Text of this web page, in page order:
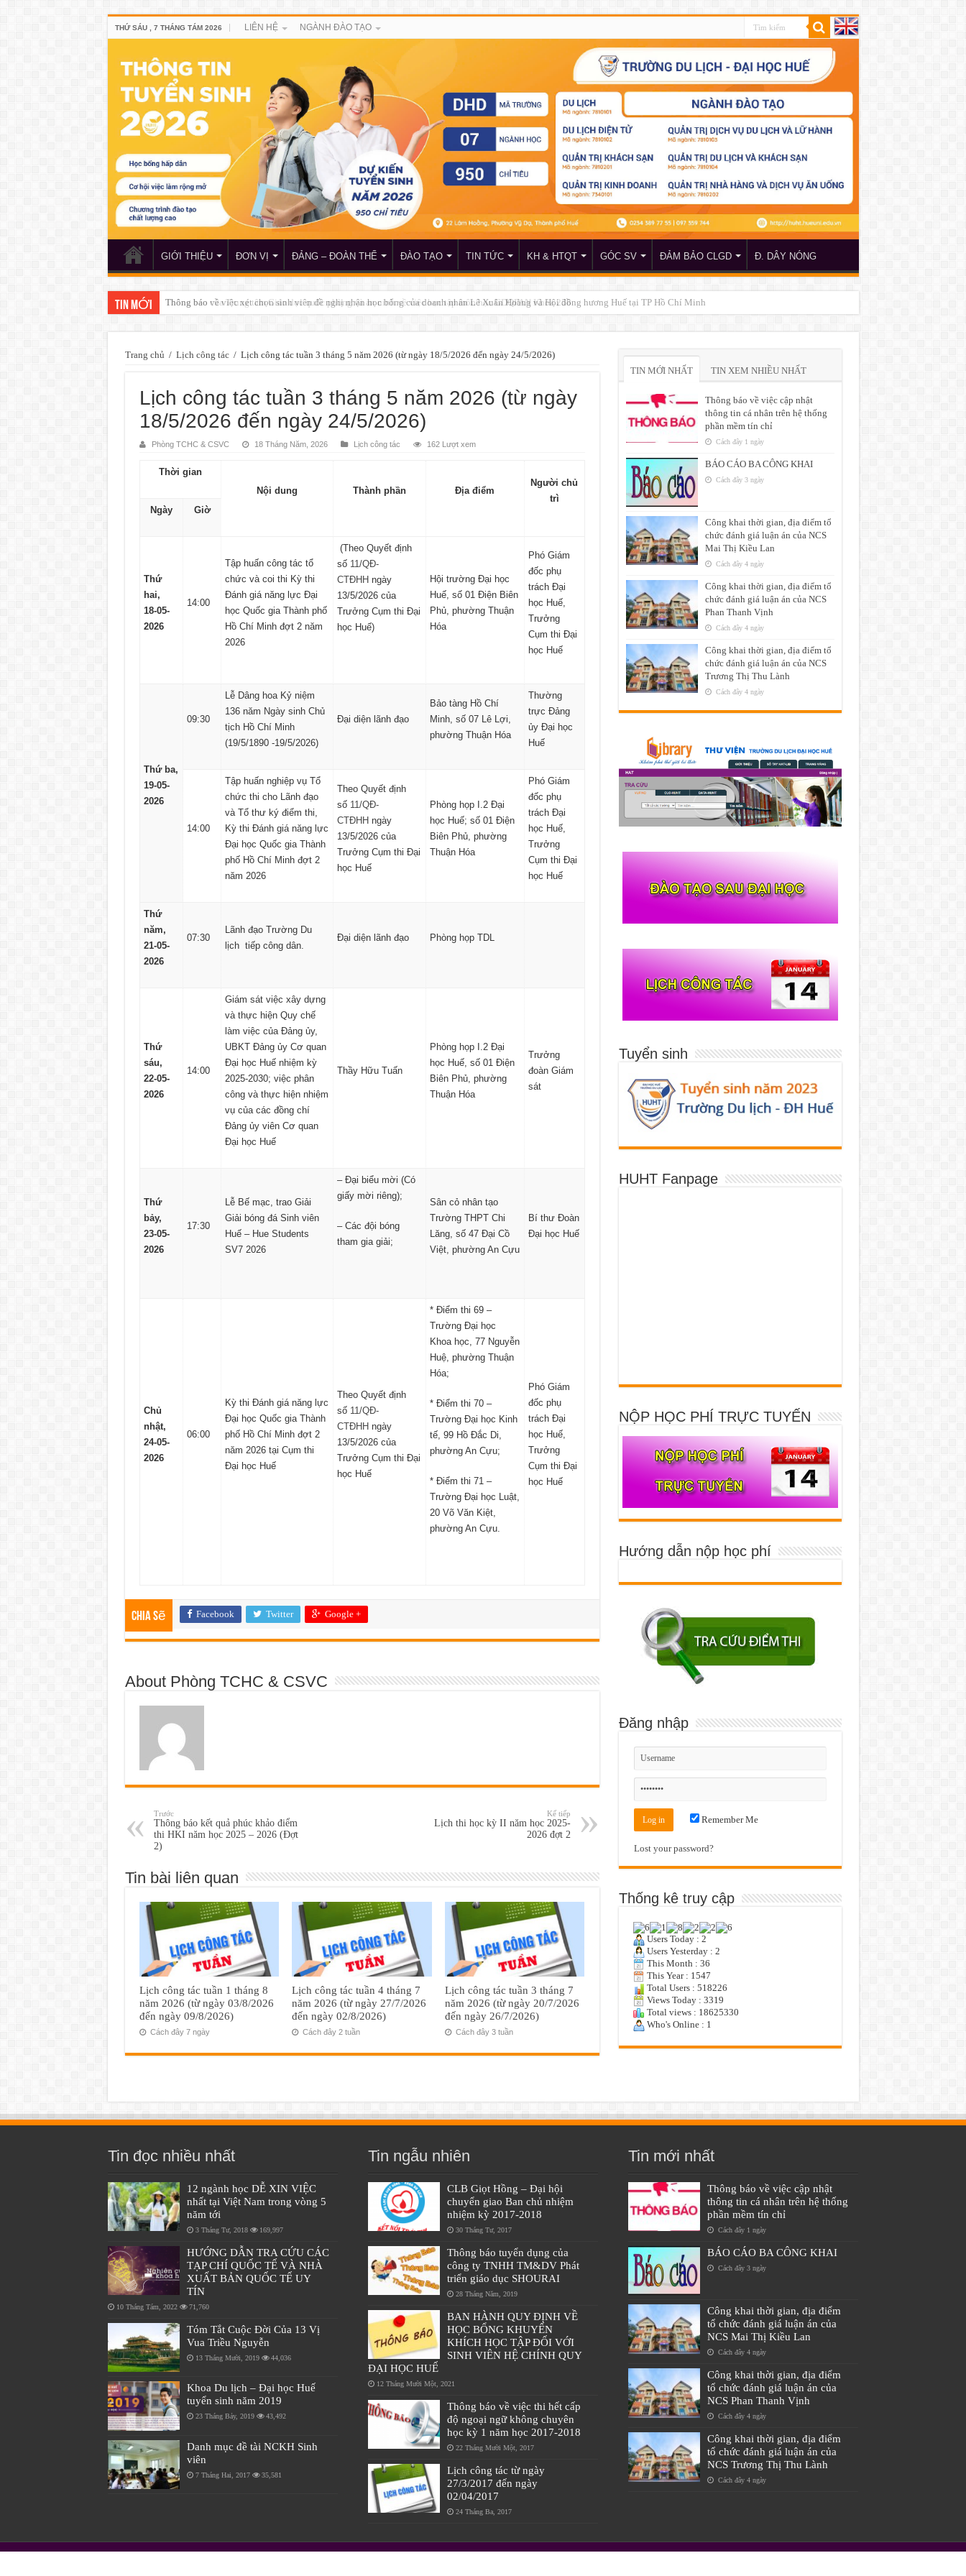
THỨ SÁU , 7 THÁNG TÁM 2026 LIÊN HỆ NGÀNH ĐÀO TẠO
GIỚI THIỆU ĐƠN VỊ ĐẢNG – ĐOÀN THỂ ĐÀO TẠO TIN TỨC KH & HTQT GÓC SV ĐẢM BẢO CLGD Đ. DÂY NÓNG
TIN MỚI Thông báo của Trung tâm Giáo dục quốc phòng và an ninh về việc học tập môn học GDQPAN Khóa 258
Trang chủ / Lịch công tác / Lịch công tác tuần 3 tháng 5 năm 2026 (từ ngày 18/5/2026 đến ngày 24/5/2026)
Lịch công tác tuần 3 tháng 5 năm 2026 (từ ngày
18/5/2026 đến ngày 24/5/2026)
Phòng TCHC & CSVC 18 Tháng Năm, 2026 Lịch công tác 162 Lượt xem
Thời gian
Nội dung
Thành phần Địa điểm
Người chủ
trì
Ngày
Giờ
Thứ
hai,
18-05-
2026
14:00
Tập huấn công tác tổ
chức và coi thi Kỳ thi
Đánh giá năng lực Đại
học Quốc gia Thành phố
Hồ Chí Minh đợt 2 năm
2026
(Theo Quyết định
số 11/QĐ-
CTĐHH ngày
13/5/2026 của
Trưởng Cụm thi Đại
học Huế)
Hội trường Đại học
Huế, số 01 Điện Biên
Phủ, phường Thuận
Hóa
Phó Giám
đốc phụ
trách Đại
học Huế,
Trưởng
Cụm thi Đại
học Huế
Thứ ba,
19-05-
2026
09:30
Lễ Dâng hoa Kỷ niệm
136 năm Ngày sinh Chủ
tịch Hồ Chí Minh
(19/5/1890 -19/5/2026)
Đại diện lãnh đạo
Bảo tàng Hồ Chí
Minh, số 07 Lê Lợi,
phường Thuận Hóa
Thường
trực Đảng
ủy Đại học
Huế
14:00
Tập huấn nghiệp vụ Tổ
chức thi cho Lãnh đạo
và Tổ thư ký điểm thi,
Kỳ thi Đánh giá năng lực
Đại học Quốc gia Thành
phố Hồ Chí Minh đợt 2
năm 2026
Theo Quyết định
số 11/QĐ-
CTĐHH ngày
13/5/2026 của
Trưởng Cụm thi Đại
học Huế
Phòng họp I.2 Đại
học Huế; số 01 Điện
Biên Phủ, phường
Thuận Hóa
Phó Giám
đốc phụ
trách Đại
học Huế,
Trưởng
Cụm thi Đại
học Huế
Thứ
năm,
21-05-
2026
07:30
Lãnh đạo Trường Du
lịch tiếp công dân.
Đại diện lãnh đạo Phòng họp TDL
Thứ
sáu,
22-05-
2026
14:00
Giám sát việc xây dựng
và thực hiện Quy chế
làm việc của Đảng ủy,
UBKT Đảng ủy Cơ quan
Đại học Huế nhiệm kỳ
2025-2030; việc phân
công và thực hiện nhiệm
vụ của các đồng chí
Đảng ủy viên Cơ quan
Đại học Huế
Thầy Hữu Tuấn
Phòng họp I.2 Đại
học Huế, số 01 Điện
Biên Phủ, phường
Thuận Hóa
Trưởng
đoàn Giám
sát
Thứ
bảy,
23-05-
2026
17:30
Lễ Bế mạc, trao Giải
Giải bóng đá Sinh viên
Huế – Hue Students
SV7 2026
– Đại biểu mời (Có
giấy mời riêng);
– Các đội bóng
tham gia giải;
Sân cỏ nhân tạo
Trường THPT Chi
Lăng, số 47 Đại Cồ
Việt, phường An Cựu
Bí thư Đoàn
Đại học Huế
Chủ
nhật,
24-05-
2026
06:00
Kỳ thi Đánh giá năng lực
Đại học Quốc gia Thành
phố Hồ Chí Minh đợt 2
năm 2026 tại Cụm thi
Đại học Huế
Theo Quyết định
số 11/QĐ-
CTĐHH ngày
13/5/2026 của
Trưởng Cụm thi Đại
học Huế
* Điểm thi 69 –
Trường Đại học
Khoa học, 77 Nguyễn
Huệ, phường Thuận
Hóa;
* Điểm thi 70 –
Trường Đại học Kinh
tế, 99 Hồ Đắc Di,
phường An Cựu;
* Điểm thi 71 –
Trường Đại học Luật,
20 Võ Văn Kiệt,
phường An Cựu.
Phó Giám
đốc phụ
trách Đại
học Huế,
Trưởng
Cụm thi Đại
học Huế
Chia sẽ Facebook Twitter Google +
About Phòng TCHC & CSVC
Trước
Thông báo kết quả phúc khảo điểm
thi HKI năm học 2025 – 2026 (Đợt
2)
Kế tiếp
Lịch thi học kỳ II năm học 2025-
2026 đợt 2
Tin bài liên quan
Lịch công tác tuần 1 tháng 8
năm 2026 (từ ngày 03/8/2026
đến ngày 09/8/2026)
Cách đây 7 ngày
Lịch công tác tuần 4 tháng 7
năm 2026 (từ ngày 27/7/2026
đến ngày 02/8/2026)
Cách đây 2 tuần
Lịch công tác tuần 3 tháng 7
năm 2026 (từ ngày 20/7/2026
đến ngày 26/7/2026)
Cách đây 3 tuần
TIN MỚI NHẤT TIN XEM NHIỀU NHẤT
Thông báo về việc cập nhật
thông tin cá nhân trên hệ thống
phần mềm tín chỉ
Cách đây 1 ngày
BÁO CÁO BA CÔNG KHAI
Cách đây 3 ngày
Công khai thời gian, địa điểm tổ
chức đánh giá luận án của NCS
Mai Thị Kiều Lan
Cách đây 4 ngày
Công khai thời gian, địa điểm tổ
chức đánh giá luận án của NCS
Phan Thanh Vịnh
Cách đây 4 ngày
Công khai thời gian, địa điểm tổ
chức đánh giá luận án của NCS
Trương Thị Thu Lành
Cách đây 4 ngày
Tuyển sinh
HUHT Fanpage
NỘP HỌC PHÍ TRỰC TUYẾN
Hướng dẫn nộp học phí
Đăng nhập
Remember Me
Lost your password?
Thống kê truy cập
Users Today : 2
Users Yesterday : 2
This Month : 36
This Year : 1547
Total Users : 518226
Views Today : 3319
Total views : 18625330
Who's Online : 1
Tin đọc nhiều nhất
12 ngành học DỄ XIN VIỆC
nhất tại Việt Nam trong vòng 5
năm tới
3 Tháng Tư, 2018 169,997
HƯỚNG DẪN TRA CỨU CÁC
TẠP CHÍ QUỐC TẾ VÀ NHÀ
XUẤT BẢN QUỐC TẾ UY
TÍN
10 Tháng Tám, 2022 71,760
Tóm Tắt Cuộc Đời Của 13 Vị
Vua Triều Nguyễn
13 Tháng Mười, 2019 44,036
Khoa Du lịch – Đại học Huế
tuyển sinh năm 2019
23 Tháng Bảy, 2019 43,492
Danh mục đề tài NCKH Sinh
viên
7 Tháng Hai, 2017 35,581
Tin ngẫu nhiên
CLB Giọt Hồng – Đại hội
chuyển giao Ban chủ nhiệm
nhiệm kỳ 2017-2018
30 Tháng Tư, 2017
Thông báo tuyển dụng của
công ty TNHH TM&DV Phát
triển giáo dục SHOURAI
28 Tháng Năm, 2019
BAN HÀNH QUY ĐỊNH VỀ
HỌC BỔNG KHUYẾN
KHÍCH HỌC TẬP ĐỐI VỚI
SINH VIÊN HỆ CHÍNH QUY
ĐẠI HỌC HUẾ
12 Tháng Mười Một, 2021
Thông báo về việc thi hết cấp
độ ngoại ngữ không chuyên
học kỳ 1 năm học 2017-2018
22 Tháng Mười Một, 2017
Lịch công tác từ ngày
27/3/2017 đến ngày
02/04/2017
24 Tháng Ba, 2017
Tin mới nhất
Thông báo về việc cập nhật
thông tin cá nhân trên hệ thống
phần mềm tín chỉ
Cách đây 1 ngày
BÁO CÁO BA CÔNG KHAI
Cách đây 3 ngày
Công khai thời gian, địa điểm
tổ chức đánh giá luận án của
NCS Mai Thị Kiều Lan
Cách đây 4 ngày
Công khai thời gian, địa điểm
tổ chức đánh giá luận án của
NCS Phan Thanh Vịnh
Cách đây 4 ngày
Công khai thời gian, địa điểm
tổ chức đánh giá luận án của
NCS Trương Thị Thu Lành
Cách đây 4 ngày